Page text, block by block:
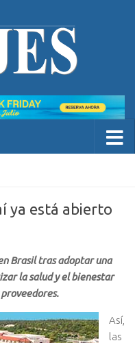
ya está abierto
Brasil tras adoptar una
la salud y el bienestar
Así,
las